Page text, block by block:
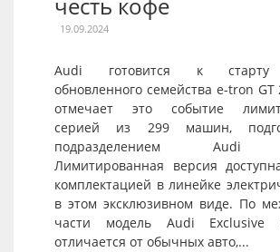
честь кофе
19.09.2024
Audi готовится к старту
обновленного семейства e-tron GT
отмечает это событие
серией из 299 машин,
подразделением Audi
Лимитированная версия
комплектацией в линейке
в этом эксклюзивном виде. По
части модель Audi
отличается от обычных авто,...